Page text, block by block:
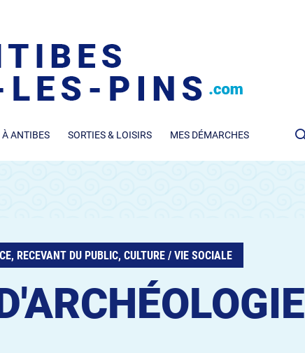
À ANTIBES SORTIES & LOISIRS MES DÉMARCHES
RECEVANT DU PUBLIC, CULTURE / VIE SOCIALE